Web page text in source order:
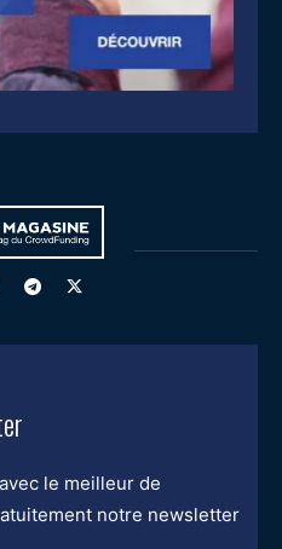
le meilleur de
notre newsletter